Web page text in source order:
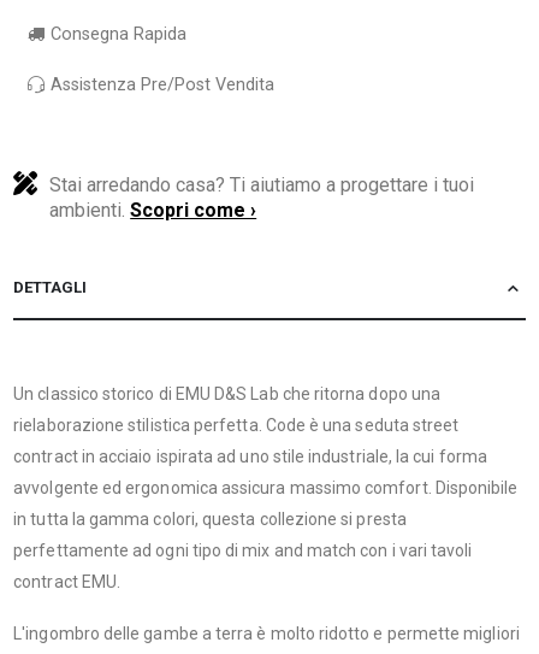
Consegna Rapida
Assistenza Pre/Post Vendita
Stai arredando casa? Ti aiutiamo a progettare i tuoi
ambienti.Scopri come ›
DETTAGLI
Un classico storico di EMU D&S Lab che ritorna dopo una
rielaborazione stilistica perfetta. Code è una seduta street
contract in acciaio ispirata ad uno stile industriale, la cui forma
avvolgente ed ergonomica assicura massimo comfort. Disponibile
in tutta la gamma colori, questa collezione si presta
perfettamente ad ogni tipo di mix and match con i vari tavoli
contract EMU.
L'ingombro delle gambe a terra è molto ridotto e permette migliori